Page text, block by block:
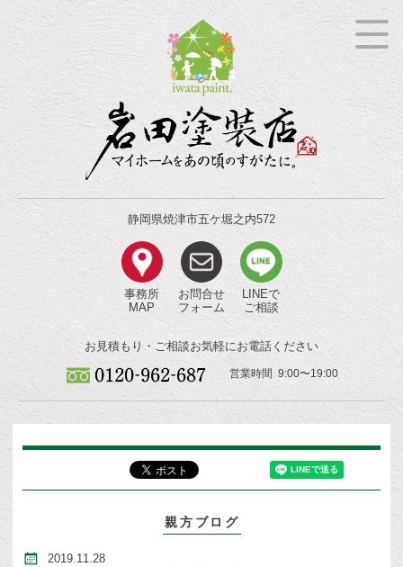
静岡県焼津市五ケ堀之内572
事務所
MAP
お問合せ
フォーム
LINEで
ご相談
お見積もり・ご相談お気軽にお電話ください
営業時間 9:00〜19:00
親方ブログ
2019.11.28